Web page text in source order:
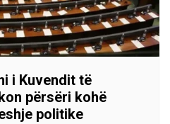
i Kuvendit të
përsëri kohë
politike